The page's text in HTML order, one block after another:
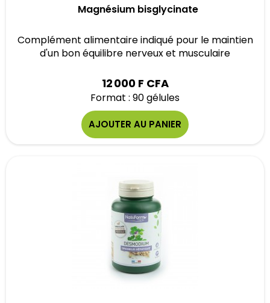
Magnésium bisglycinate
Complément alimentaire indiqué pour le maintien
d'un bon équilibre nerveux et musculaire
12 000 F CFA
Format : 90 gélules
AJOUTER AU PANIER